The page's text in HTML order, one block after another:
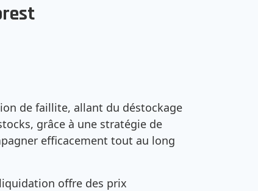
de faillite, allant du déstockage
grâce à une stratégie de
efficacement tout au long
offre des prix